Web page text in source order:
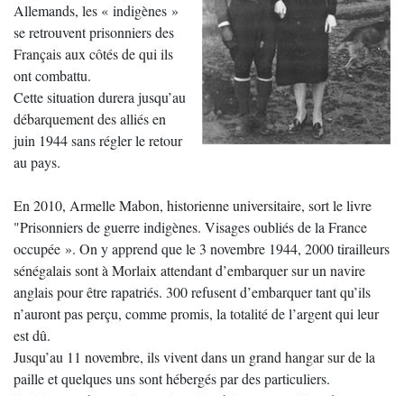
Allemands, les « indigènes »
se retrouvent prisonniers des
Français aux côtés de qui ils
ont combattu.
Cette situation durera jusqu’au
débarquement des alliés en
juin 1944 sans régler le retour
au pays.
En 2010, Armelle Mabon, historienne universitaire, sort le livre
"Prisonniers de guerre indigènes. Visages oubliés de la France
occupée ». On y apprend que le 3 novembre 1944, 2000 tirailleurs
sénégalais sont à Morlaix attendant d’embarquer sur un navire
anglais pour être rapatriés. 300 refusent d’embarquer tant qu’ils
n’auront pas perçu, comme promis, la totalité de l’argent qui leur
est dû.
Jusqu’au 11 novembre, ils vivent dans un grand hangar sur de la
paille et quelques uns sont hébergés par des particuliers.